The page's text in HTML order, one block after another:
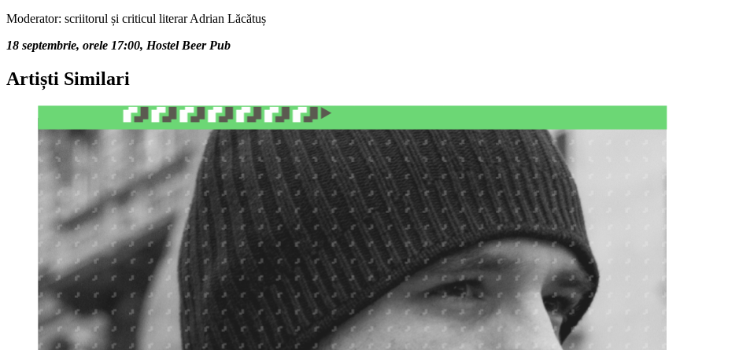
Moderator: scriitorul și criticul literar Adrian Lăcătuș
18 septembrie, orele 17:00, Hostel Beer Pub
Artiști Similari